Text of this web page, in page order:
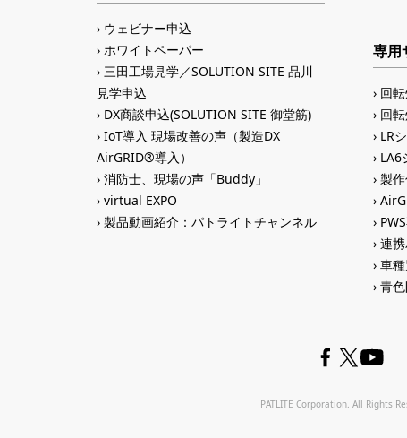
ウェビナー申込
ホワイトペーパー
三田工場見学／SOLUTION SITE 品川
見学申込
DX商談申込(SOLUTION SITE 御堂筋)
IoT導入 現場改善の声（製造DX
AirGRID®導入）
消防士、現場の声「Buddy」
virtual EXPO
製品動画紹介：パトライトチャンネル
専用
回
回
LR
LA6
製
連
車
青
PATLITE Corporation. All Rights